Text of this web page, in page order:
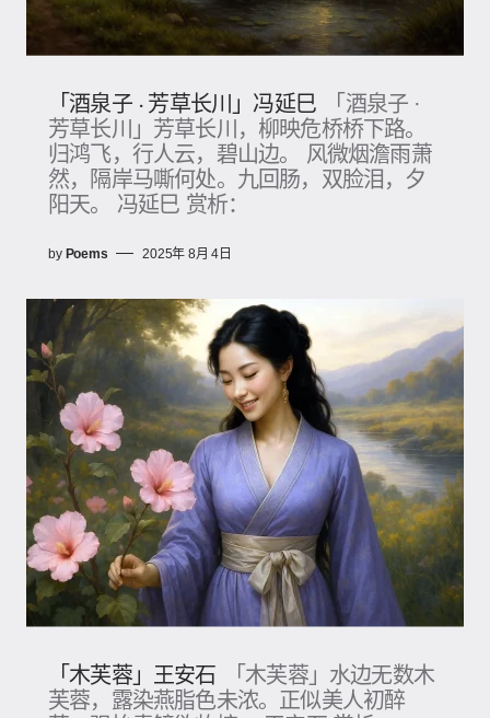
「酒泉子 · 芳草长川」冯延巳
「酒泉子 ·
芳草长川」芳草长川，柳映危桥桥下路。
归鸿飞，行人云，碧山边。 风微烟澹雨萧
然，隔岸马嘶何处。九回肠，双脸泪，夕
阳天。 冯延巳 赏析：
by Poems 2025年 8月 4日
「木芙蓉」王安石
「木芙蓉」水边无数木
芙蓉，露染燕脂色未浓。正似美人初醉